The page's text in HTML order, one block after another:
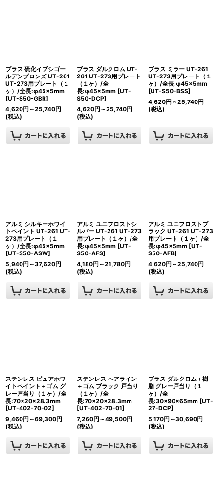
ブラス 硫化イブシゴー
ルデンブロンズ UT-261
UT-273用プレート（１
ヶ）/全長:φ45×5mm
[UT-S50-GBR]
4,620円 ～25,740円
(税込)
ブラス ダルクロム UT-
261 UT-273用プレート
（１ヶ）/全
長:φ45×5mm [UT-
S50-DCP]
4,620円 ～25,740円
(税込)
ブラス ミラー UT-261
UT-273用プレート（１
ヶ）/全長:φ45×5mm
[UT-S50-BSS]
4,620円 ～25,740円
(税込)
アルミ シルキーホワイ
トペイント UT-261 UT-
273用プレート（１
ヶ）/全長:φ45×5mm
[UT-S50-ASW]
5,940円 ～37,620円
(税込)
アルミ ユニフロストシ
ルバー UT-261 UT-273
用プレート（１ヶ）/全
長:φ45×5mm [UT-
S50-AFS]
4,180円 ～21,780円
(税込)
アルミ ユニフロストブ
ラック UT-261 UT-273
用プレート（１ヶ）/全
長:φ45×5mm [UT-
S50-AFB]
4,620円 ～25,740円
(税込)
ステンレス ピュアホワ
イトペイント＋ゴム グ
レー戸当り（１ヶ）/全
長:70×20×28.3mm
[UT-402-70-02]
9,460円 ～69,300円
(税込)
ステンレス ヘアライン
＋ゴム ブラック 戸当り
（１ヶ）/全
長:70×20×28.3mm
[UT-402-70-01]
7,260円 ～49,500円
(税込)
ブラス ダルクロム＋樹
脂 グレー戸当り（１
ヶ）/全
長:30×90×65mm [UT-
27-DCP]
5,170円 ～30,690円
(税込)